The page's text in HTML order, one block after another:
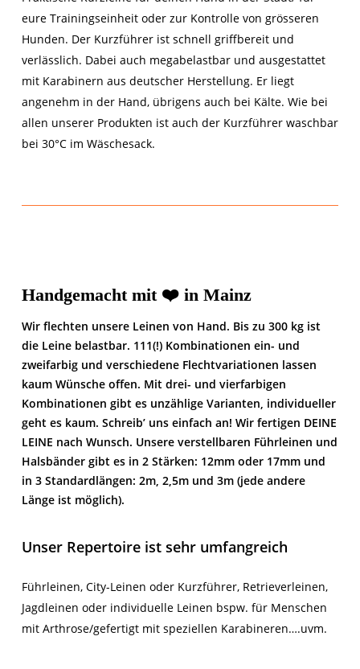
eure Trainingseinheit oder zur Kontrolle von grösseren
Hunden. Der Kurzführer ist schnell griffbereit und
verlässlich. Dabei auch megabelastbar und ausgestattet
mit Karabinern aus deutscher Herstellung. Er liegt
angenehm in der Hand, übrigens auch bei Kälte. Wie bei
allen unserer Produkten ist auch der Kurzführer waschbar
bei 30°C im Wäschesack.
Handgemacht mit ❤️ in Mainz
Wir flechten unsere Leinen von Hand. Bis zu 300 kg ist
die Leine belastbar. 111(!) Kombinationen ein- und
zweifarbig und verschiedene Flechtvariationen lassen
kaum Wünsche offen. Mit drei- und vierfarbigen
Kombinationen gibt es unzählige Varianten, individueller
geht es kaum. Schreib’ uns einfach an! Wir fertigen DEINE
LEINE nach Wunsch. Unsere verstellbaren Führleinen und
Halsbänder gibt es in 2 Stärken: 12mm oder 17mm und
in 3 Standardlängen: 2m, 2,5m und 3m (jede andere
Länge ist möglich).
Unser Repertoire ist sehr umfangreich
Führleinen, City-Leinen oder Kurzführer, Retrieverleinen,
Jagdleinen oder individuelle Leinen bspw. für Menschen
mit Arthrose/gefertigt mit speziellen Karabineren….uvm.